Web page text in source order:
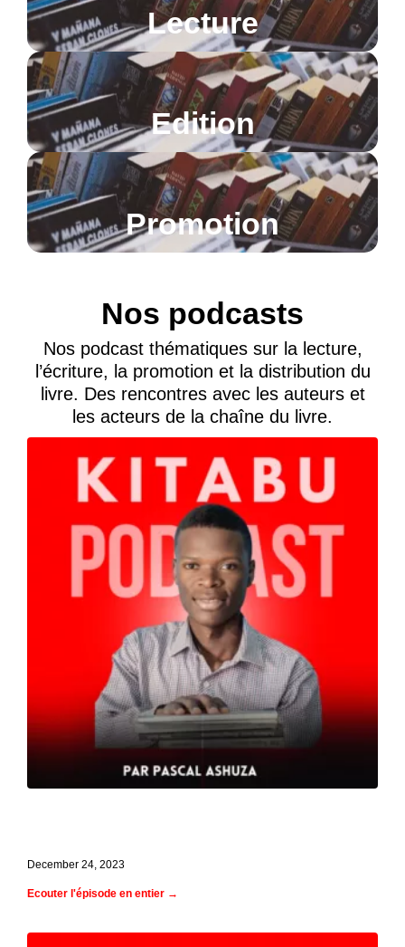
Lecture
Edition
Promotion
Nos podcasts
Nos podcast thématiques sur la lecture,
l’écriture, la promotion et la distribution du
livre. Des rencontres avec les auteurs et
les acteurs de la chaîne du livre.
December 24, 2023
Ecouter l'épisode en entier →